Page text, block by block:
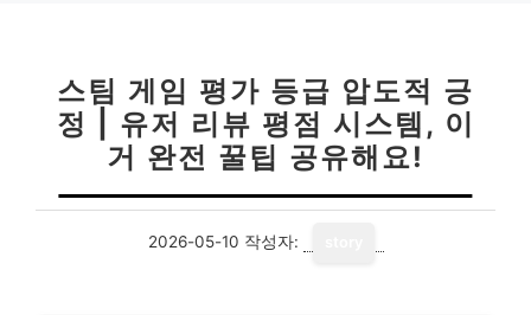
스팀 게임 평가 등급 압도적 긍
정 | 유저 리뷰 평점 시스템, 이
거 완전 꿀팁 공유해요!
2026-05-10 작성자: